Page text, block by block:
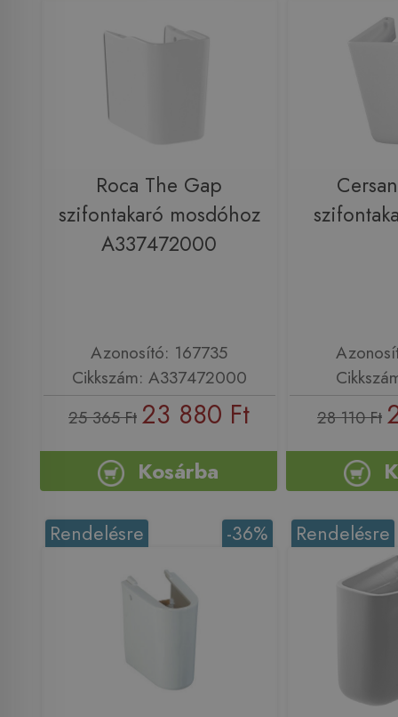
Roca The Gap
szifontakaró mosdóhoz
A337472000
Azonosító: 167735
Cikkszám: A337472000
25 365 Ft 23 880 Ft
Kosárba
28 110 Ft
-36%
Rendelésre Rendelésre